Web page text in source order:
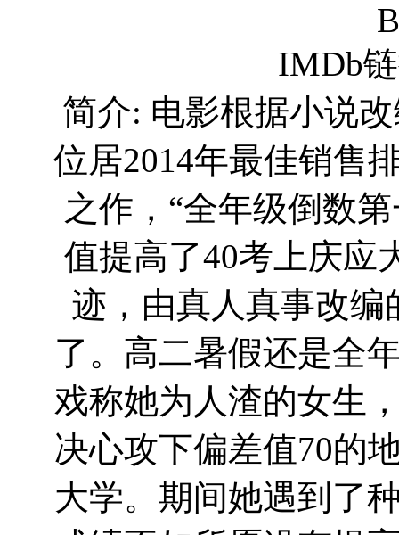
IMDb
简介: 电影根据小说
位居2014年最佳销售
之作，“全年级倒数
值提高了40考上庆
迹，由真人真事改
了。高二暑假还是全
戏称她为人渣的女生
决心攻下偏差值70的
大学。期间她遇到了